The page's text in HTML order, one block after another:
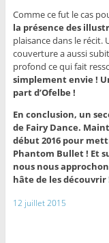
Comme ce fut le cas
la présence des
plaisance dans le récit.
couverture a aussi
profond ce qui fait
simplement envie !
part d’Ofelbe !
En conclusion, un
de Fairy Dance.
début 2016 pour
Phantom Bullet ! Et
nous nous
hâte de les découvrir
12 juillet 2015